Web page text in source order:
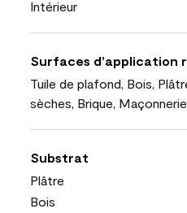
Intérieur
Surfaces d’application
Tuile de plafond, Bois,
sèches, Brique, Maçonnerie
Substrat
Plâtre
Bois